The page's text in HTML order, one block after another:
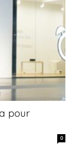
pour
0